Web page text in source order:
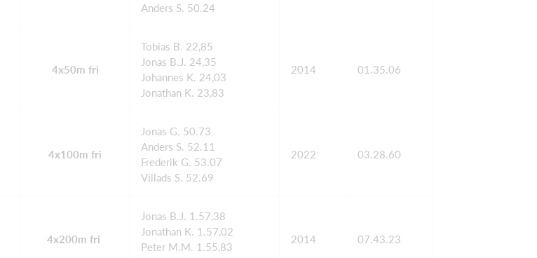
Anders S. 50.24
4x50m fri
Tobias B. 22,85
Jonas B.J. 24,35
Johannes K. 24,03
Jonathan K. 23,83
2014 01.35.06
4x100m fri
Jonas G. 50.73
Anders S. 52.11
Frederik G. 53.07
Villads S. 52.69
2022 03.28.60
4x200m fri
Jonas B.J. 1.57,38
Jonathan K. 1.57,02
Peter M.M. 1.55,83
2014 07.43.23